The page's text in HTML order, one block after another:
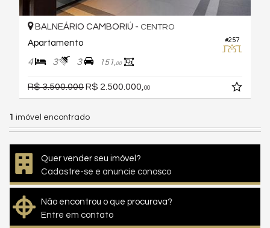
#257
BALNEÁRIO CAMBORIÚ - CENTRO
Apartamento
4 3 3 151,00
R$ 3.500.000R$ 2.500.000, 00
1 imóvel encontrado
Quer vender seu imóvel?
Cadastre-se e anuncie conosco
Não encontrou o que procurava?
Entre em contato